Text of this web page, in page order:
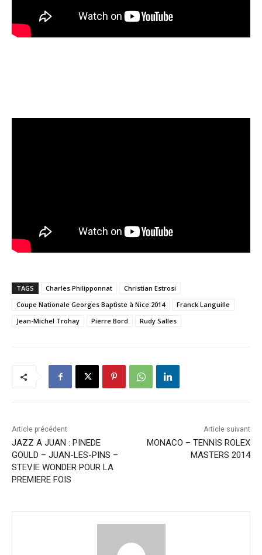
TAGS Charles Philipponnat
Christian Estrosi
Coupe Nationale Georges Baptiste à Nice 2014
Franck Languille
Jean-Michel Trohay
Pierre Bord Rudy Salles
Article précédent
JAZZ A JUAN : PINEDE
GOULD – JUAN-LES-PINS –
STEVIE WONDER POUR LA
PREMIERE FOIS
Article suivant
MONACO – TENNIS ROLEX
MASTERS 2014